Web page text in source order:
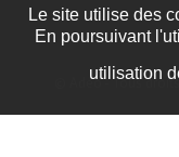
Adeo- Tous
Le site utilise des
En poursuivant
utilisation